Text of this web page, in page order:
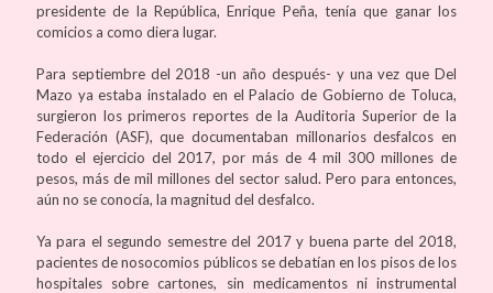
presidente de la República, Enrique Peña, tenía que ganar los
comicios a como diera lugar.
Para septiembre del 2018 -un año después- y una vez que Del
Mazo ya estaba instalado en el Palacio de Gobierno de Toluca,
surgieron los primeros reportes de la Auditoria Superior de la
Federación (ASF), que documentaban millonarios desfalcos en
todo el ejercicio del 2017, por más de 4 mil 300 millones de
pesos, más de mil millones del sector salud. Pero para entonces,
aún no se conocía, la magnitud del desfalco.
Ya para el segundo semestre del 2017 y buena parte del 2018,
pacientes de nosocomios públicos se debatían en los pisos de los
hospitales sobre cartones, sin medicamentos ni instrumental